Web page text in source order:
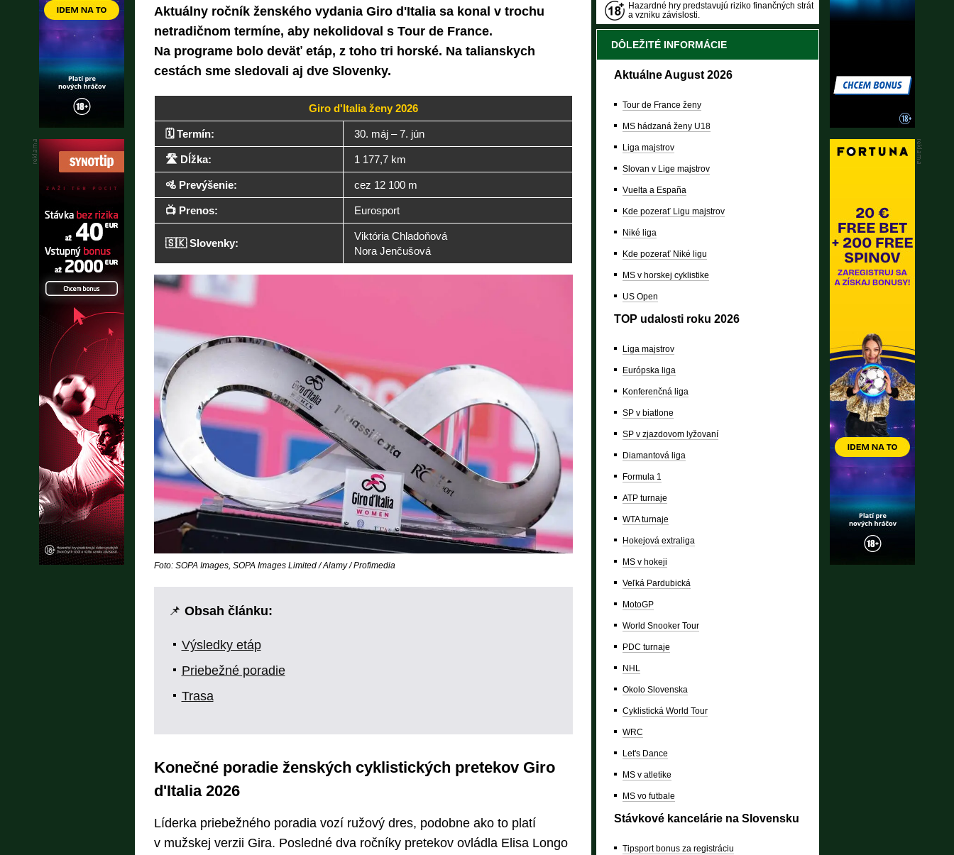
Aktuálny ročník ženského vydania Giro d'Italia sa konal v trochu
netradičnom termíne, aby nekolidoval s Tour de France.
Na programe bolo deväť etáp, z toho tri horské. Na talianskych
cestách sme sledovali aj dve Slovenky.
Giro d'Italia ženy 2026
🗓️ Termín: 30. máj – 7. jún
🛣️ Dĺžka: 1 177,7 km
🚵 Prevýšenie: cez 12 100 m
📺 Prenos: Eurosport
🇸🇰 Slovenky:
Viktória Chladoňová
Nora Jenčušová
Foto: SOPA Images, SOPA Images Limited / Alamy / Profimedia
📌 Obsah článku:
Výsledky etáp
Priebežné poradie
Trasa
Konečné poradie ženských cyklistických pretekov Giro
d'Italia 2026
Líderka priebežného poradia vozí ružový dres, podobne ako to platí
v mužskej verzii Gira. Posledné dva ročníky pretekov ovládla Elisa Longo
Hazardné hry predstavujú riziko finančných strát
a vzniku závislosti.
DÔLEŽITÉ INFORMÁCIE
Aktuálne August 2026
Tour de France ženy
MS hádzaná ženy U18
Liga majstrov
Slovan v Lige majstrov
Vuelta a España
Kde pozerať Ligu majstrov
Niké liga
Kde pozerať Niké ligu
MS v horskej cyklistike
US Open
TOP udalosti roku 2026
Liga majstrov
Európska liga
Konferenčná liga
SP v biatlone
SP v zjazdovom lyžovaní
Diamantová liga
Formula 1
ATP turnaje
WTA turnaje
Hokejová extraliga
MS v hokeji
Veľká Pardubická
MotoGP
World Snooker Tour
PDC turnaje
NHL
Okolo Slovenska
Cyklistická World Tour
WRC
Let's Dance
MS v atletike
MS vo futbale
Stávkové kancelárie na Slovensku
Tipsport bonus za registráciu